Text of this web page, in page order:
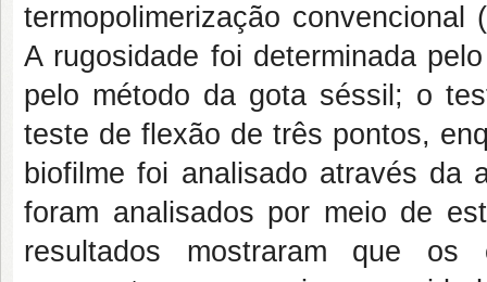
termopolimerização
A rugosidade foi determinada
pelo método da gota séssil; o
teste de flexão de três pontos,
biofilme foi analisado através da
foram analisados por meio de
resultados mostraram que os